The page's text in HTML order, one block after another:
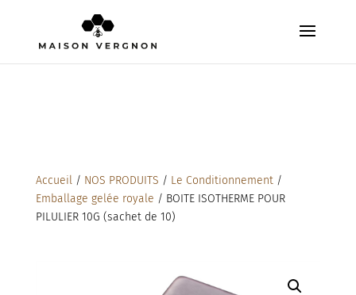
Accueil/ NOS PRODUITS / Le Conditionnement/
Emballage gelée royale / BOITE ISOTHERME POUR
PILULIER 10G (sachet de 10)